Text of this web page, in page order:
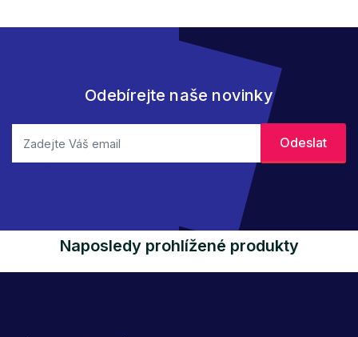
Odebírejte naše novinky
Naposledy prohlížené produkty